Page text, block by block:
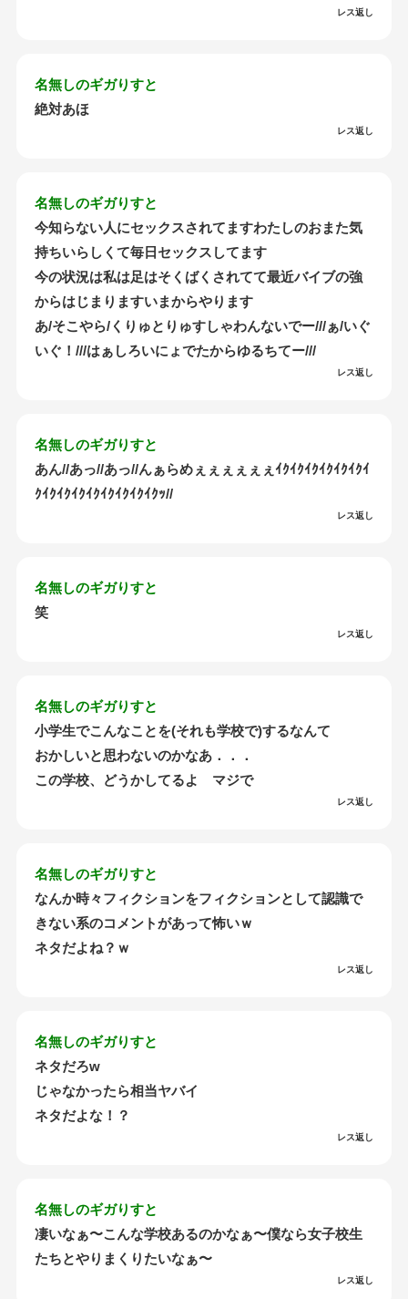
レス返し
名無しのギガりすと
絶対あほ
レス返し
名無しのギガりすと
今知らない人にセックスされてますわたしのおまた気
持ちいらしくて毎日セックスしてます
今の状況は私は足はそくばくされてて最近バイブの強
からはじまりますいまからやります
あ/そこやら/くりゅとりゅすしゃわんないでー///ぁ/いぐ
いぐ！///はぁしろいにょでたからゆるちてー///
レス返し
名無しのギガりすと
あん//あっ//あっ//んぁらめぇぇぇぇぇぇｲｸｲｸｲｸｲｸｲｸｲｸｲ
ｸｲｸｲｸｲｸｲｸｲｸｲｸｲｸｲｸｯ//
レス返し
名無しのギガりすと
笑
レス返し
名無しのギガりすと
小学生でこんなことを(それも学校で)するなんて
おかしいと思わないのかなあ．．．
この学校、どうかしてるよ マジで
レス返し
名無しのギガりすと
なんか時々フィクションをフィクションとして認識で
きない系のコメントがあって怖いｗ
ネタだよね？ｗ
レス返し
名無しのギガりすと
ネタだろw
じゃなかったら相当ヤバイ
ネタだよな！？
レス返し
名無しのギガりすと
凄いなぁ〜こんな学校あるのかなぁ〜僕なら女子校生
たちとやりまくりたいなぁ〜
レス返し